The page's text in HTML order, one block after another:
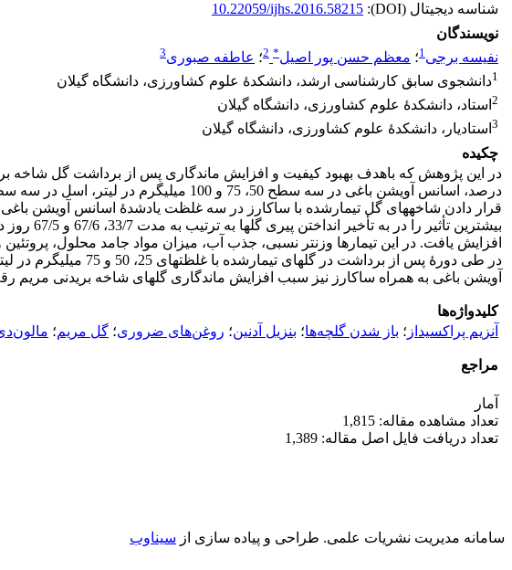
شناسه دیجیتال (DOI):
10.22059/ijhs.2016.58215
نویسندگان
نفیسه برجی1؛ معظم حسن پور اصیل*
2؛ عاطفه صبوری3
1دانشجوی سابق کارشناسی ارشد، دانشکدۀ علوم کشاورزی، دانشگاه گیلان
2 استاد، دانشکدۀ علوم کشاورزی، دانشگاه گیلان
3 استادیار، دانشکدۀ علوم کشاورزی، دانشگاه گیلان
چکیده
افزایش یافت. در این تیمارها وزن­تر نسبی، جذب آب، میزان مواد جامد محلول، پروتئین
آویشن باغی به همراه ساکارز نیز سبب افزایش ماندگاری گل­های شاخه بریدنی مریم
کلیدواژه‌ها
آنزیم پراکسیداز ؛ باز شدن گلچه‌ها؛ بنزیل آدنین؛ روغن‌های ضروری؛ گل مریم؛
مراجع
آمار
تعداد مشاهده مقاله: 1,815
تعداد دریافت فایل اصل مقاله: 1,389
سامانه مدیریت نشریات علمی. طراحی و پیاده سازی از سیناوب